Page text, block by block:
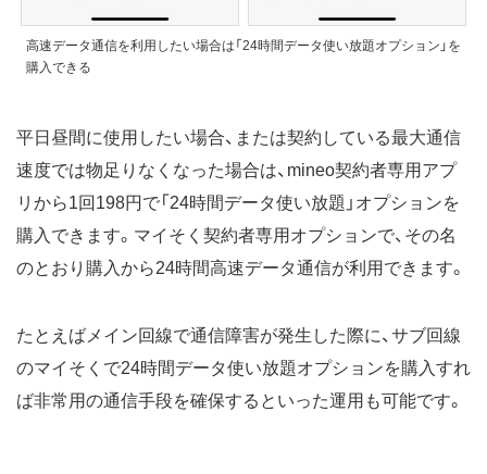
高速データ通信を利用したい場合は「24時間データ使い放題オプション」を
購入できる
平日昼間に使用したい場合、または契約している最大通信
速度では物足りなくなった場合は、mineo契約者専用アプ
リから1回198円で「24時間データ使い放題」オプションを
購入できます。マイそく契約者専用オプションで、その名
のとおり購入から24時間高速データ通信が利用できます。
たとえばメイン回線で通信障害が発生した際に、サブ回線
のマイそくで24時間データ使い放題オプションを購入すれ
ば非常用の通信手段を確保するといった運用も可能です。